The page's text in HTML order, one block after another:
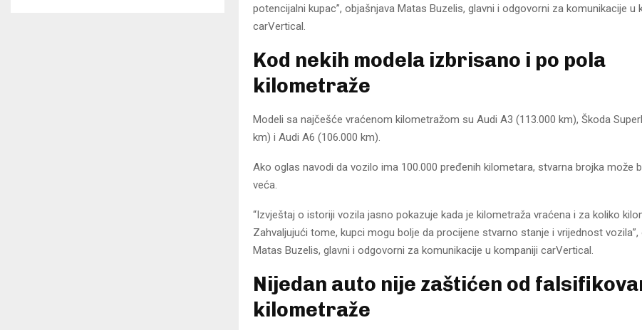
potencijalni kupac”, objašnjava Matas Buzelis, glavni i odgovorni za komunikacije u
carVertical.
Kod nekih modela izbrisano i po pola
kilometraže
Modeli sa najčešće vraćenom kilometražom su Audi A3 (113.000 km), Škoda
km) i Audi A6 (106.000 km).
Ako oglas navodi da vozilo ima 100.000 pređenih kilometara, stvarna brojka može
veća.
“Izvještaj o istoriji vozila jasno pokazuje kada je kilometraža vraćena i za koliko
Zahvaljujući tome, kupci mogu bolje da procijene stvarno stanje i vrijednost vozila”,
Matas Buzelis, glavni i odgovorni za komunikacije u kompaniji carVertical.
Nijedan auto nije zaštićen od
kilometraže